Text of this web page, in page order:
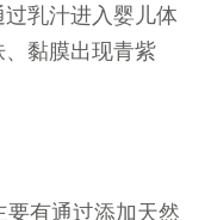
乳汁进入婴儿体
黏膜出现青紫
有通过添加天然